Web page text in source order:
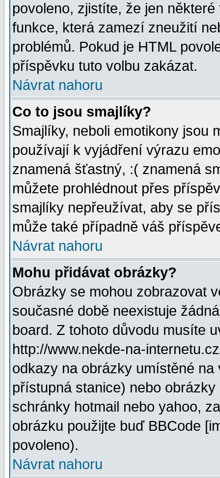
povoleno, zjistíte, že jen
funkce, která zamezí zneužití
problémů. Pokud je HTML
příspěvku tuto volbu zakázat.
Návrat nahoru
Co to jsou smajlíky?
Smajlíky, neboli emotikony jsou
používají k vyjádření výrazu
znamená šťastný, :( znamená
můžete prohlédnout přes
smajlíky nepřeužívat, aby se
může také případně váš
Návrat nahoru
Mohu přidávat obrázky?
Obrázky se mohou zobrazovat
současné době neexistuje
board. Z tohoto důvodu musíte
http://www.nekde-na-
odkazy na obrázky umístěné
přístupná stanice) nebo
schránky hotmail nebo yahoo,
obrázku použijte buď BBCode
povoleno).
Návrat nahoru